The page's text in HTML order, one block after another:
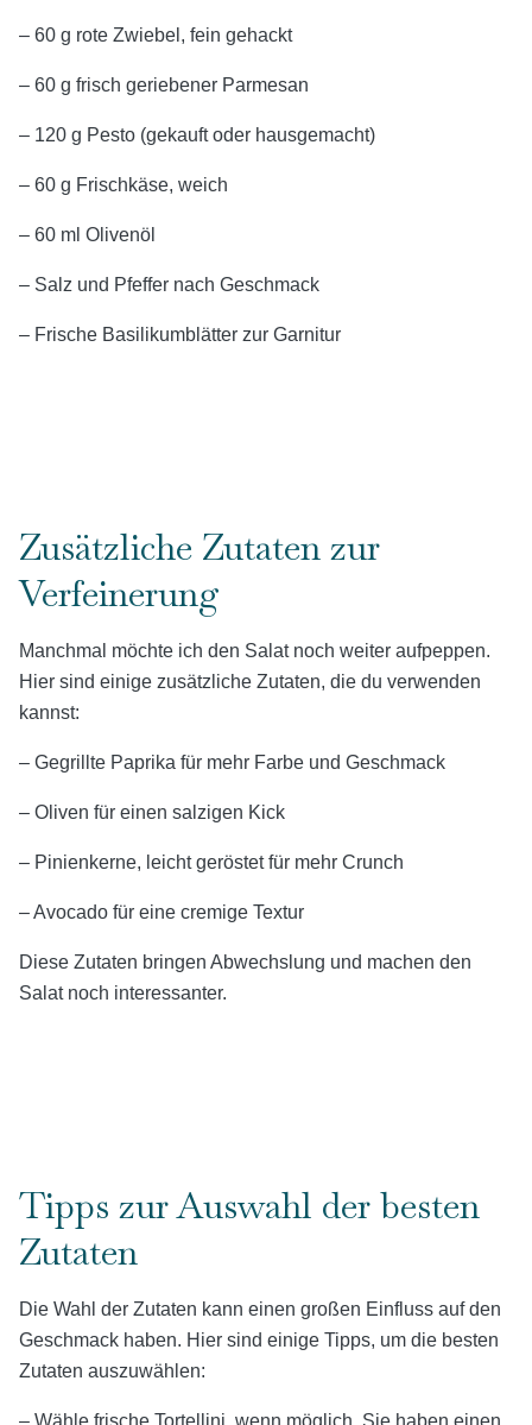
– 60 g rote Zwiebel, fein gehackt
– 60 g frisch geriebener Parmesan
– 120 g Pesto (gekauft oder hausgemacht)
– 60 g Frischkäse, weich
– 60 ml Olivenöl
– Salz und Pfeffer nach Geschmack
– Frische Basilikumblätter zur Garnitur
Zusätzliche Zutaten zur
Verfeinerung
Manchmal möchte ich den Salat noch weiter aufpeppen.
Hier sind einige zusätzliche Zutaten, die du verwenden
kannst:
– Gegrillte Paprika für mehr Farbe und Geschmack
– Oliven für einen salzigen Kick
– Pinienkerne, leicht geröstet für mehr Crunch
– Avocado für eine cremige Textur
Diese Zutaten bringen Abwechslung und machen den
Salat noch interessanter.
Tipps zur Auswahl der besten
Zutaten
Die Wahl der Zutaten kann einen großen Einfluss auf den
Geschmack haben. Hier sind einige Tipps, um die besten
Zutaten auszuwählen:
– Wähle frische Tortellini, wenn möglich. Sie haben einen